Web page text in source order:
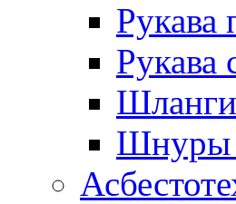
Рукава
Рукава
Шнуры